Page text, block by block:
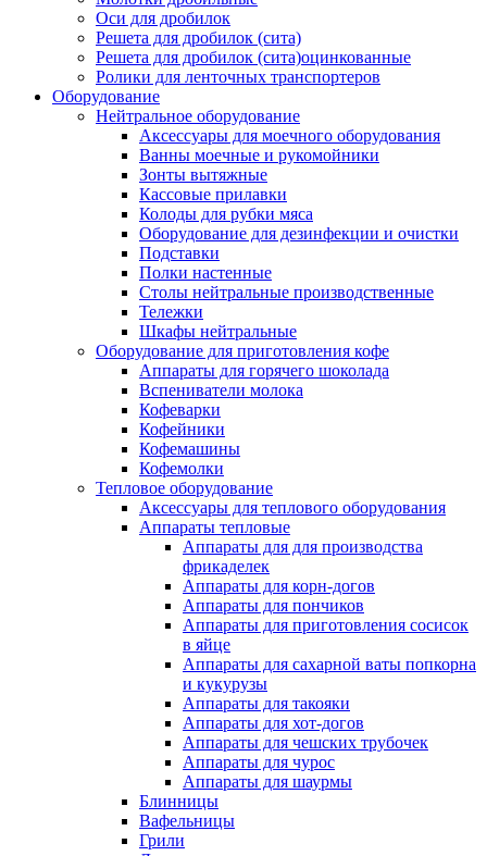
Оси для дробилок
Решета для дробилок (сита)
Решета для дробилок (сита)оцинкованные
Ролики для ленточных транспортеров
Оборудование
Нейтральное оборудование
Аксессуары для моечного оборудования
Ванны моечные и рукомойники
Зонты вытяжные
Кассовые прилавки
Колоды для рубки мяса
Оборудование для дезинфекции и очистки
Подставки
Полки настенные
Столы нейтральные производственные
Тележки
Шкафы нейтральные
Оборудование для приготовления кофе
Аппараты для горячего шоколада
Вспениватели молока
Кофеварки
Кофейники
Кофемашины
Кофемолки
Тепловое оборудование
Аксессуары для теплового оборудования
Аппараты тепловые
Аппараты для для производства
фрикаделек
Аппараты для корн-догов
Аппараты для пончиков
Аппараты для приготовления сосисок
в яйце
Аппараты для сахарной ваты попкорна
и кукурузы
Аппараты для такояки
Аппараты для хот-догов
Аппараты для чешских трубочек
Аппараты для чурос
Аппараты для шаурмы
Блинницы
Вафельницы
Грили